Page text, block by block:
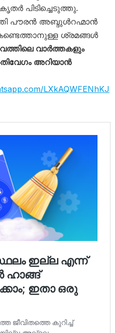
പിടിച്ചെടുത്തു.
പൗരൻ അബ്ദുൾറഹ്മാൻ
ശ്രമങ്ങൾ
വാർത്തകളും
അറിയാൻ
LXkAQWFENhKJ